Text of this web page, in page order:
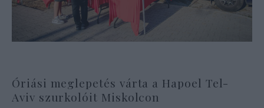
Óriási meglepetés várta a Hapoel Tel-
Aviv szurkolóit Miskolcon